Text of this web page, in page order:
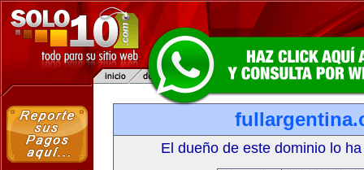
El dueño de este dominio lo